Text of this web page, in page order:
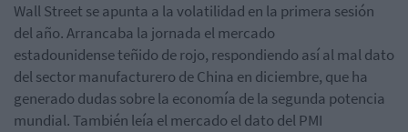
Wall Street se apunta a la volatilidad en la primera sesión
del año. Arrancaba la jornada el mercado
estadounidense teñido de rojo, respondiendo así al mal dato
del sector manufacturero de China en diciembre, que ha
generado dudas sobre la economía de la segunda potencia
mundial. También leía el mercado el dato del PMI